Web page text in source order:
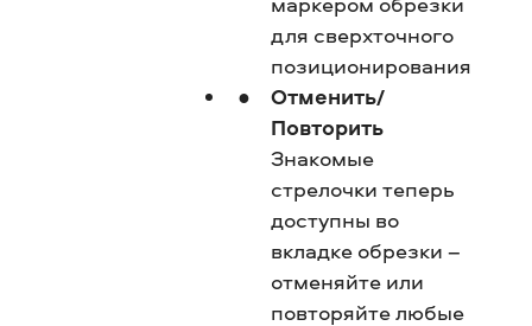
для сверхточного
позиционирования
Отменить/
Повторить
Знакомые
стрелочки теперь
доступны во
вкладке обрезки –
отменяйте или
повторяйте любые